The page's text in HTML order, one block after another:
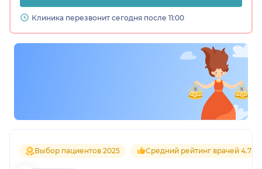
Клиника перезвонит сегодня после 11:00
Выбор пациентов 2025 Средний рейтинг врачей 4.7